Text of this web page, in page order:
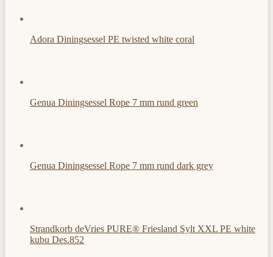
Adora Diningsessel PE twisted white coral
Genua Diningsessel Rope 7 mm rund green
Genua Diningsessel Rope 7 mm rund dark grey
Strandkorb deVries PURE® Friesland Sylt XXL PE white
kubu Des.852